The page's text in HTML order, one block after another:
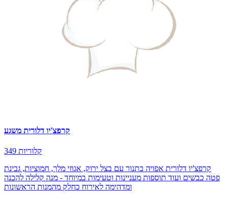
קרפצ'יו דלורית משגע
349 קלוריות
קרפצ'יו דלורית אפויה בתנור עם בצל ירוק, אגוזי מלך, חמוציות, גבינת
פטה כבשים ועוד תוספות מעניינות וטעימות במיוחד - מנה קלילה להכנה
ומדהימה לאירוח כחלק מהמנות הראשונות